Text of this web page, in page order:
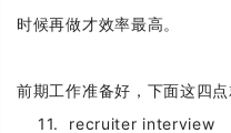
时候再做才效率最高。
前期工作准备好，下面这四点
11. recruiter interview